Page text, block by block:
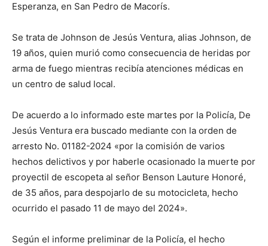
Esperanza, en San Pedro de Macorís.
Se trata de Johnson de Jesús Ventura, alias Johnson, de
19 años, quien murió como consecuencia de heridas por
arma de fuego mientras recibía atenciones médicas en
un centro de salud local.
De acuerdo a lo informado este martes por la Policía, De
Jesús Ventura era buscado mediante con la orden de
arresto No. 01182-2024 «por la comisión de varios
hechos delictivos y por haberle ocasionado la muerte por
proyectil de escopeta al señor Benson Lauture Honoré,
de 35 años, para despojarlo de su motocicleta, hecho
ocurrido el pasado 11 de mayo del 2024».
Según el informe preliminar de la Policía, el hecho